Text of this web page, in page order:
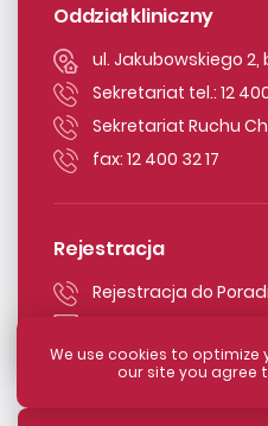
Oddział kliniczny
ul. Jakubowskiego 2,
Sekretariat tel.: 12
Sekretariat Ruchu
fax: 12 400 32 17
Rejestracja
Rejestracja do
We use cookies to optimize
our site you agree